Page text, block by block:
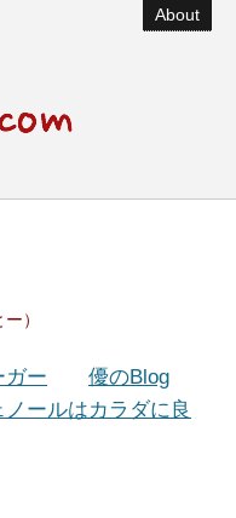
About
）
ガー
優のBlog
ールはカラダに良